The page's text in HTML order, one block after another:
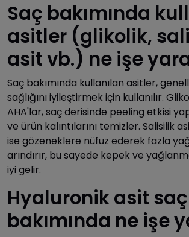
Saç bakımında
asitler (glikolik,
asit vb.) ne işe
Saç bakımında kullanılan asitler,
sağlığını iyileştirmek için kullanılır.
AHA'lar, saç derisinde peeling etkisi
ve ürün kalıntılarını temizler. Salisilik
ise gözeneklere nüfuz ederek fazla
arındırır, bu sayede kepek ve
iyi gelir.
Hyaluronik asit saç
bakımında ne işe